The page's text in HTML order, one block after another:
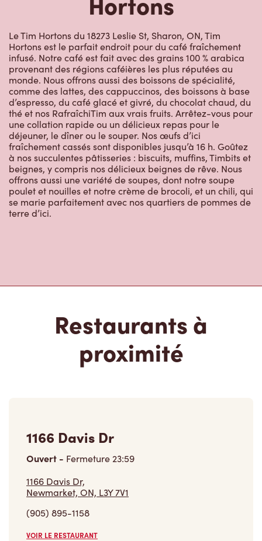
Le Tim Hortons du 18273 Leslie St, Sharon, ON, Tim
Hortons est le parfait endroit pour du café fraîchement
infusé. Notre café est fait avec des grains 100 % arabica
provenant des régions caféières les plus réputées au
monde. Nous offrons aussi des boissons de spécialité,
comme des lattes, des cappuccinos, des boissons à base
d’espresso, du café glacé et givré, du chocolat chaud, du
thé et nos RafraîchiTim aux vrais fruits. Arrêtez-vous pour
une collation rapide ou un délicieux repas pour le
déjeuner, le dîner ou le souper. Nos œufs d’ici
fraîchement cassés sont disponibles jusqu’à 16 h. Goûtez
à nos succulentes pâtisseries : biscuits, muffins, Timbits et
beignes, y compris nos délicieux beignes de rêve. Nous
offrons aussi une variété de soupes, dont notre soupe
poulet et nouilles et notre crème de brocoli, et un chili, qui
se marie parfaitement avec nos quartiers de pommes de
terre d’ici.
Restaurants à
proximité
1166 Davis Dr
Ouvert - Fermeture23:59
1166 Davis Dr,
Newmarket, ON, L3Y 7V1
(905) 895-1158
VOIR LE RESTAURANT